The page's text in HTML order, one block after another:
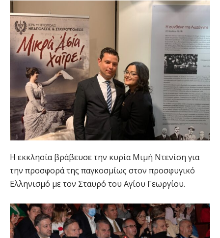
Η εκκλησία βράβευσε την κυρία Μιμή Ντενίση για
την προσφορά της παγκοσμίως στον προσφυγικό
Ελληνισμό με τον Σταυρό του Αγίου Γεωργίου.